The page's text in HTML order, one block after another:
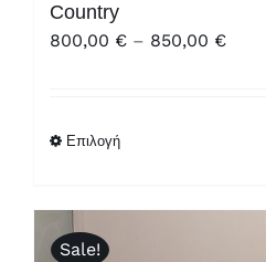
Country
800,00 € – 850,00 €Price
Επιλογή
Sale!